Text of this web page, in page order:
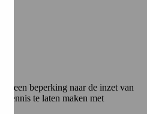
een beperking naar de inzet van
kennis te laten maken met